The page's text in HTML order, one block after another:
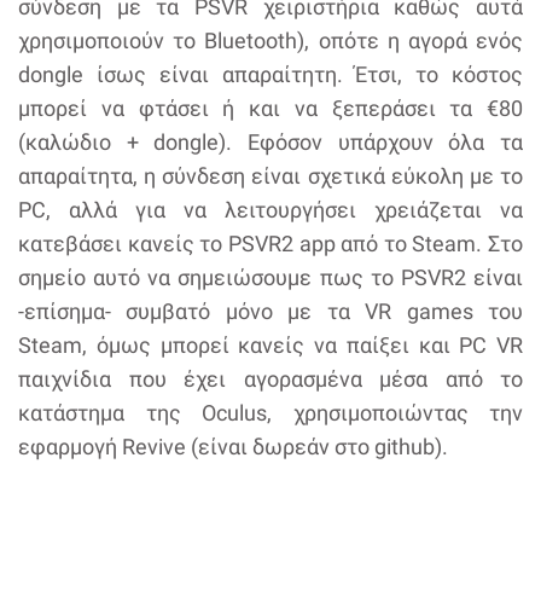
σύνδεση με τα PSVR χειριστήρια καθώς αυτά
χρησιμοποιούν το Bluetooth), οπότε η αγορά ενός
dongle ίσως είναι απαραίτητη. Έτσι, το κόστος
μπορεί να φτάσει ή και να ξεπεράσει τα €80
(καλώδιο + dongle). Εφόσον υπάρχουν όλα τα
απαραίτητα, η σύνδεση είναι σχετικά εύκολη με το
PC, αλλά για να λειτουργήσει χρειάζεται να
κατεβάσει κανείς το PSVR2 app από το Steam. Στο
σημείο αυτό να σημειώσουμε πως το PSVR2 είναι
-επίσημα- συμβατό μόνο με τα VR games του
Steam, όμως μπορεί κανείς να παίξει και PC VR
παιχνίδια που έχει αγορασμένα μέσα από το
κατάστημα της Oculus, χρησιμοποιώντας την
εφαρμογή Revive (είναι δωρεάν στο github).